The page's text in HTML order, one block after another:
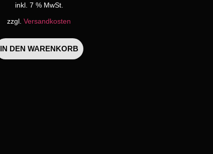
inkl. 7 % MwSt.
zzgl. Versandkosten
IN DEN WARENKORB